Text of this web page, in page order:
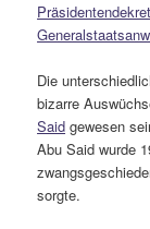
Die
bizarre
Said gewesen
Abu Said wurde
sorgte.